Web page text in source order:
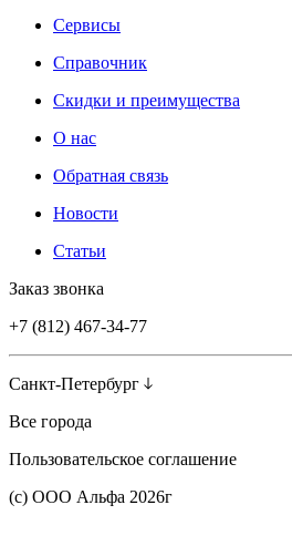
Сервисы
Справочник
Скидки и преимущества
О нас
Обратная связь
Новости
Статьи
Заказ звонка
+7 (812) 467-34-77
Санкт-Петербург
Все города
Пользовательское соглашение
(с) ООО Альфа 2026г